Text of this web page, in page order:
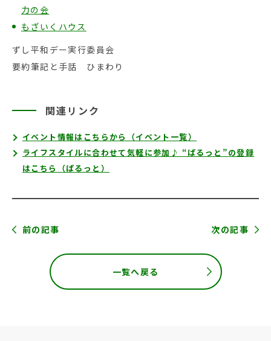
力の会
もざいくハウス
ずし平和デー実行委員会
要約筆記と手話 ひまわり
関連リンク
イベント情報はこちらから（イベント一覧）
ライフスタイルに合わせて気軽に参加♪ “ぱるっと”の登録
はこちら（ぱるっと）
前の記事 次の記事
一覧へ戻る